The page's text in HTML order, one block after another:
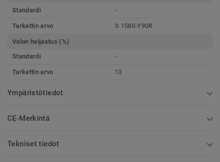
Standardi
-
Tarkettin arvo S 1580-Y90R
Valon heijastus (%)
Standardi
-
Tarkettin arvo 13
Ympäristötiedot
CE-Merkintä
Tekniset tiedot